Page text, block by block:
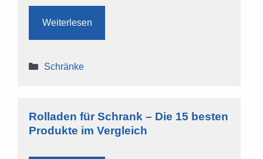
Weiterlesen
Kategorien
Schränke
Rolladen für Schrank – Die 15 besten
Produkte im Vergleich